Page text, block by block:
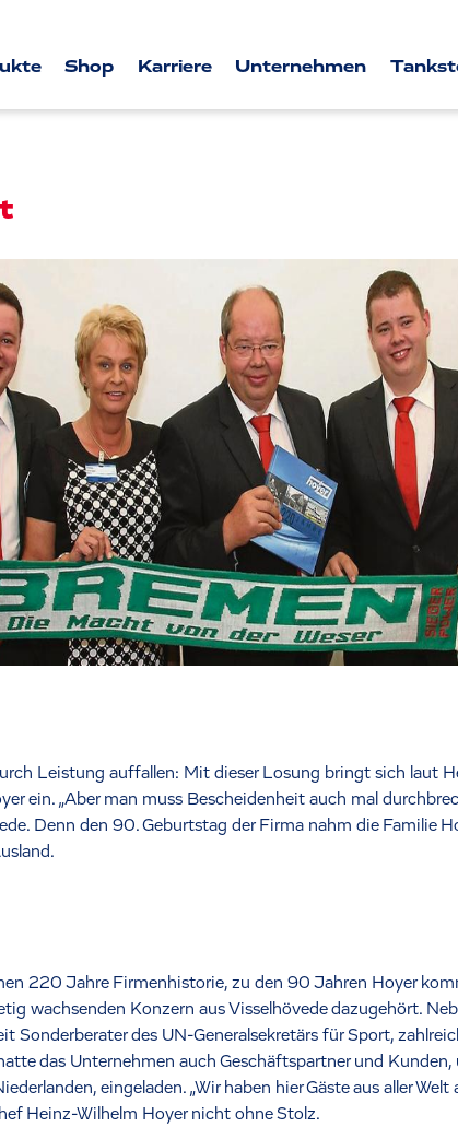
Shop Karriere Unternehmen
Leistung auffallen: Mit dieser Losung bringt sich laut
ein. „Aber man muss Bescheidenheit auch mal
Denn den 90. Geburtstag der Firma nahm die Familie
220 Jahre Firmenhistorie, zu den 90 Jahren Hoyer
wachsenden Konzern aus Visselhövede dazugehört.
Sonderberater des UN-Generalsekretärs für Sport,
das Unternehmen auch Geschäftspartner und Kunden,
eingeladen. „Wir haben hier Gäste aus aller
Heinz-Wilhelm Hoyer nicht ohne Stolz.